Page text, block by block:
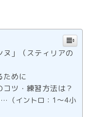
」（スティリアの
ために
コツ・練習方法は？
…（イントロ：1～4小